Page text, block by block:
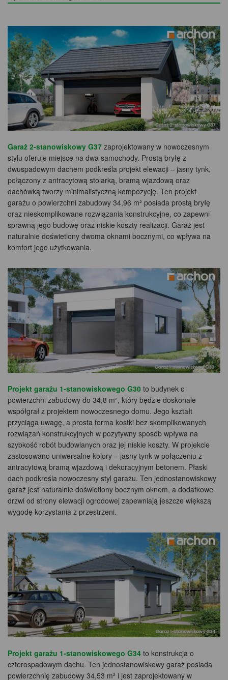
Garaż 2-stanowiskowy G37 zaprojektowany w nowoczesnym
stylu oferuje miejsce na dwa samochody. Prostą bryłę z
dwuspadowym dachem podkreśla projekt elewacji – jasny tynk,
połączony z antracytową stolarką, bramą wjazdową oraz
dachówką tworzy minimalistyczną kompozycję. Ten projekt
garażu o powierzchni zabudowy 34,96 m² posiada prostą bryłę
oraz nieskomplikowane rozwiązania konstrukcyjne, co zapewni
sprawną jego budowę oraz niskie koszty realizacji. Garaż jest
naturalnie doświetlony dwoma oknami bocznymi, co wpływa na
komfort jego użytkowania.
Projekt garażu 1-stanowiskowego G30 to budynek o
powierzchni zabudowy do 34,8 m², który będzie doskonale
współgrał z projektem nowoczesnego domu. Jego kształt
przyciąga uwagę, a prosta forma kostki bez skomplikowanych
rozwiązań konstrukcyjnych w pozytywny sposób wpływa na
szybkość robót budowlanych oraz jej niskie koszty. W projekcie
zastosowano uniwersalne kolory – jasny tynk w połączeniu z
antracytową bramą wjazdową i dekoracyjnym betonem. Płaski
dach podkreśla nowoczesny styl garażu. Ten jednostanowiskowy
garaż jest naturalnie doświetlony bocznym oknem, a dodatkowe
drzwi od strony elewacji ogrodowej zapewniają jeszcze większą
wygodę korzystania z przestrzeni.
Projekt garażu 1-stanowiskowego G34 to konstrukcja o
czterospadowym dachu. Ten jednostanowiskowy garaż posiada
powierzchnię zabudowy 34,53 m² i jest zaprojektowany w